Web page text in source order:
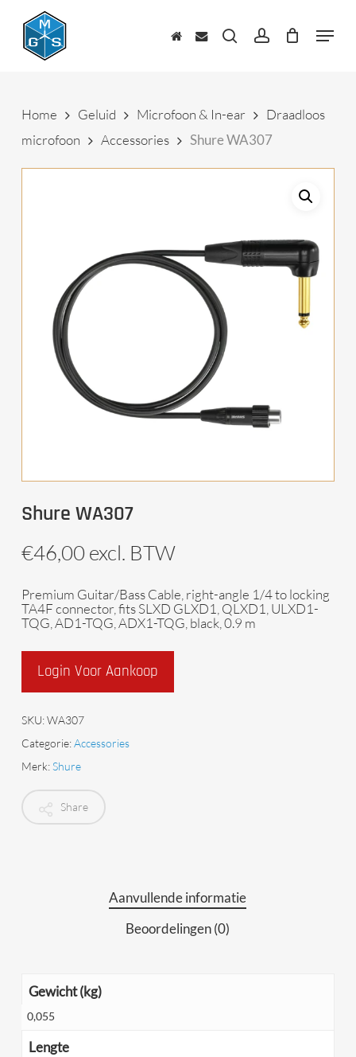
content
zoekenaccount Menu
Home Geluid Microfoon & In-ear
Draadloos
microfoon
Accessories Shure WA307
Shure WA307
€46,00 excl. BTW
Premium Guitar/Bass Cable, right-angle 1/4 to locking
TA4F connector, fits SLXD GLXD1, QLXD1, ULXD1-
TQG, AD1-TQG, ADX1-TQG, black, 0.9 m
Login Voor Aankoop
SKU:WA307
Categorie:Accessories
Merk:Shure
Share
Aanvullende informatie
Beoordelingen (0)
Gewicht (kg)
0,055
Lengte